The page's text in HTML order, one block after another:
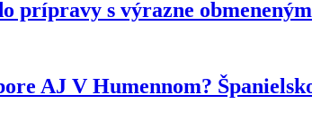
prípravy s výrazne
AJ V Humennom?